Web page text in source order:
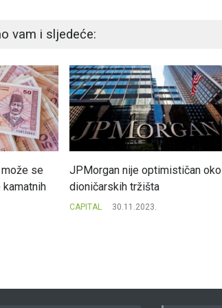
vam i sljedeće:
može se
JPMorgan nije optimističan oko
dioničarskih tržišta
CAPITAL 30.11.2023.